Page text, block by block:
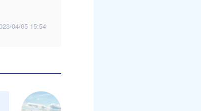
04/05 15:54